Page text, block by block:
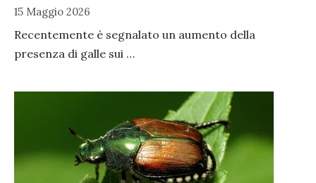
15 Maggio 2026
Recentemente è segnalato un aumento della
presenza di galle sui …